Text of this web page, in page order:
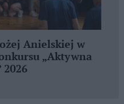
Anielskiej w
„Aktywna
2026